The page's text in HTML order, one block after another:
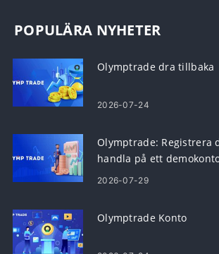
POPULÄRA NYHETER
Olymptrade dra tillbaka
2026-07-24
Olymptrade: Registrera
handla på ett
2026-07-29
Olymptrade Konto